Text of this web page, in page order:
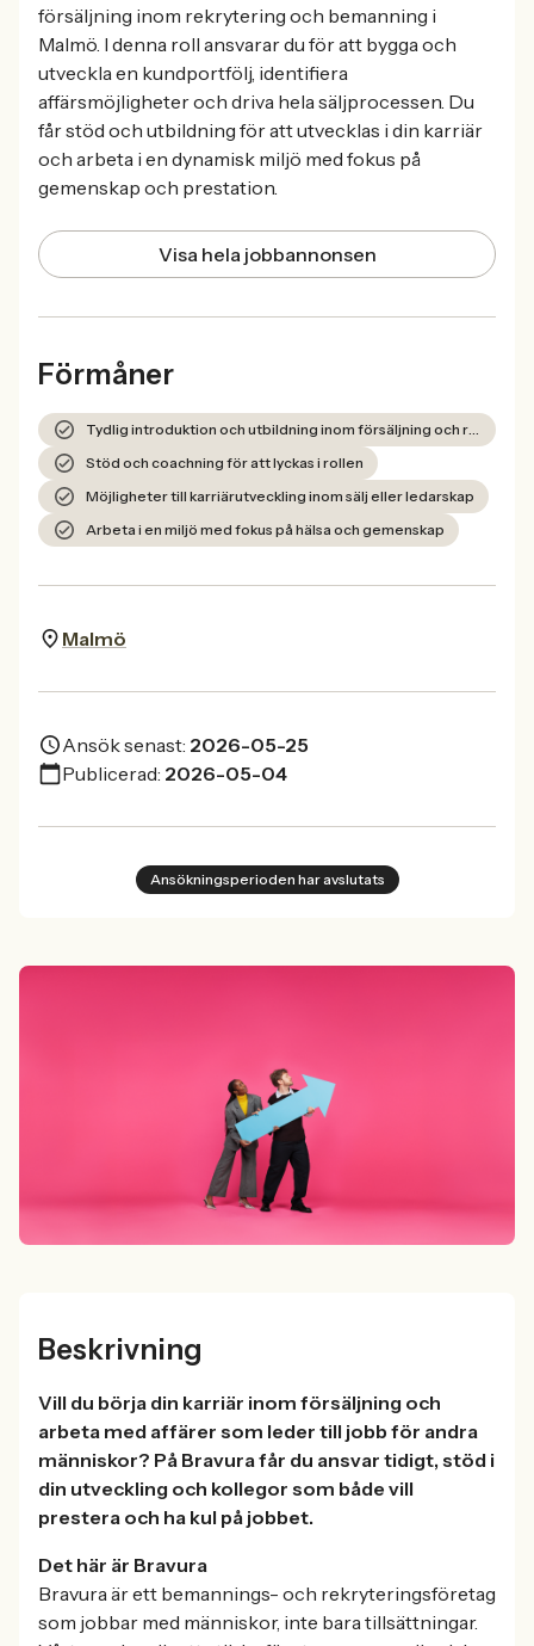
försäljning inom rekrytering och bemanning i
Malmö. I denna roll ansvarar du för att bygga och
utveckla en kundportfölj, identifiera
affärsmöjligheter och driva hela säljprocessen. Du
får stöd och utbildning för att utvecklas i din karriär
och arbeta i en dynamisk miljö med fokus på
gemenskap och prestation.
Visa hela jobbannonsen
Förmåner
Tydlig introduktion och utbildning inom försäljning och rekrytering
Stöd och coachning för att lyckas i rollen
Möjligheter till karriärutveckling inom sälj eller ledarskap
Arbeta i en miljö med fokus på hälsa och gemenskap
Malmö
Ansök senast: 2026-05-25
Publicerad: 2026-05-04
Ansökningsperioden har avslutats
Beskrivning
Vill du börja din karriär inom försäljning och
arbeta med affärer som leder till jobb för andra
människor? På Bravura får du ansvar tidigt, stöd i
din utveckling och kollegor som både vill
prestera och ha kul på jobbet.
Det här är Bravura
Bravura är ett bemannings- och rekryteringsföretag
som jobbar med människor, inte bara tillsättningar.